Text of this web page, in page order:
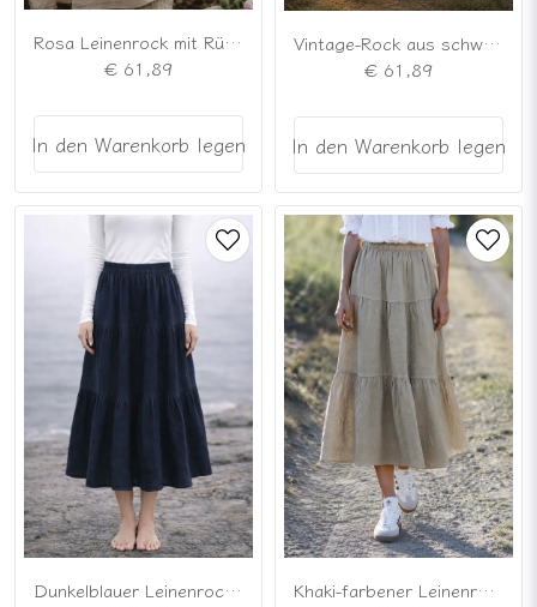
Rosa Leinenrock mit Rüschen
€ 61,89
In den Warenkorb legen
Vintage-Rock aus schwarzem Leinen mit Rüschen
€ 61,89
In den Warenkorb legen
Dunkelblauer Leinenrock mit Rüschen
Khaki-farbener Leinenrock mit Rüschen